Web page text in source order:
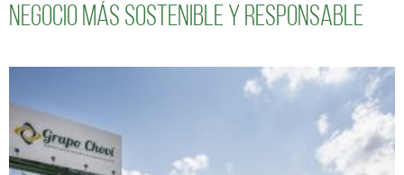
negocio más sostenible y responsable